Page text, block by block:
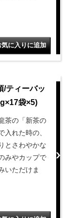
/ティーバッ
袋×5)
茶の「新茶の
入れた時の、
とさわやかな
みやカップで
いただけま